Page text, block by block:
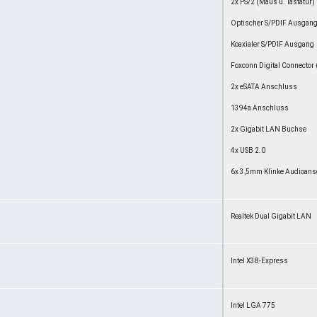
Optischer S/PDIF Ausgang
Koaxialer S/PDIF Ausgang
Foxconn Digital Connector
2x eSATA Anschluss
1394a Anschluss
2x Gigabit LAN Buchse
4x USB 2.0
6x 3,5mm Klinke
Realtek Dual Gigabit LAN
Intel X38-Express
Intel LGA 775